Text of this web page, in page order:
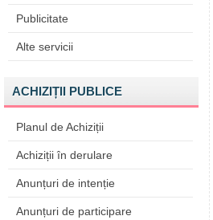
Publicitate
Alte servicii
ACHIZIȚII PUBLICE
Planul de Achiziții
Achiziții în derulare
Anunțuri de intenție
Anunțuri de participare